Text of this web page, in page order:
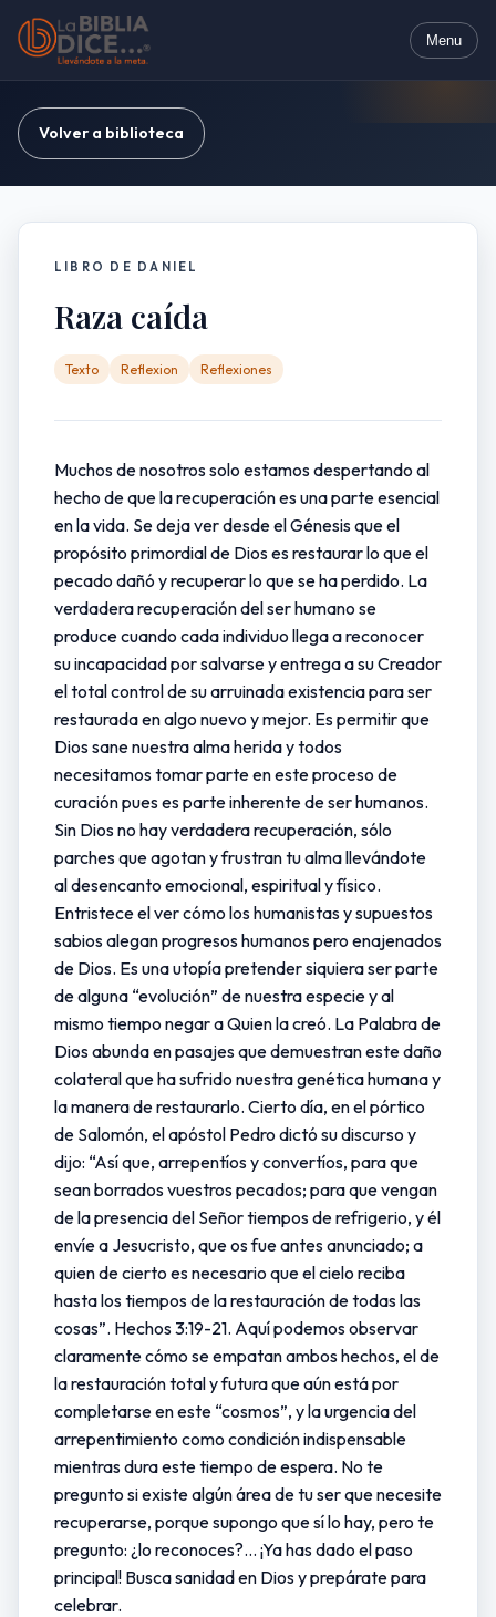
Menu
Volver a biblioteca
LIBRO DE DANIEL
Raza caída
Texto Reflexion Reflexiones
Muchos de nosotros solo estamos despertando al
hecho de que la recuperación es una parte esencial
en la vida. Se deja ver desde el Génesis que el
propósito primordial de Dios es restaurar lo que el
pecado dañó y recuperar lo que se ha perdido. La
verdadera recuperación del ser humano se
produce cuando cada individuo llega a reconocer
su incapacidad por salvarse y entrega a su Creador
el total control de su arruinada existencia para ser
restaurada en algo nuevo y mejor. Es permitir que
Dios sane nuestra alma herida y todos
necesitamos tomar parte en este proceso de
curación pues es parte inherente de ser humanos.
Sin Dios no hay verdadera recuperación, sólo
parches que agotan y frustran tu alma llevándote
al desencanto emocional, espiritual y físico.
Entristece el ver cómo los humanistas y supuestos
sabios alegan progresos humanos pero enajenados
de Dios. Es una utopía pretender siquiera ser parte
de alguna “evolución” de nuestra especie y al
mismo tiempo negar a Quien la creó. La Palabra de
Dios abunda en pasajes que demuestran este daño
colateral que ha sufrido nuestra genética humana y
la manera de restaurarlo. Cierto día, en el pórtico
de Salomón, el apóstol Pedro dictó su discurso y
dijo: “Así que, arrepentíos y convertíos, para que
sean borrados vuestros pecados; para que vengan
de la presencia del Señor tiempos de refrigerio, y él
envíe a Jesucristo, que os fue antes anunciado; a
quien de cierto es necesario que el cielo reciba
hasta los tiempos de la restauración de todas las
cosas”. Hechos 3:19-21. Aquí podemos observar
claramente cómo se empatan ambos hechos, el de
la restauración total y futura que aún está por
completarse en este “cosmos”, y la urgencia del
arrepentimiento como condición indispensable
mientras dura este tiempo de espera. No te
pregunto si existe algún área de tu ser que necesite
recuperarse, porque supongo que sí lo hay, pero te
pregunto: ¿lo reconoces?... ¡Ya has dado el paso
principal! Busca sanidad en Dios y prepárate para
celebrar.